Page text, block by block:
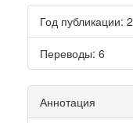
Год публикации:
Переводы: 6
Аннотация